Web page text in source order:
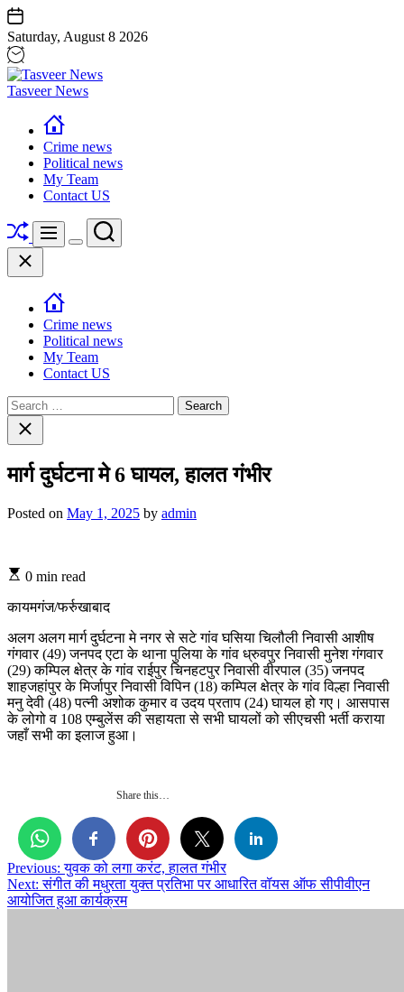
Skip
to
content
Saturday, August 8 2026
Tasveer News
Crime news
Political news
My Team
Contact US
ShuffleMenu
Switch
Search
Close
Crime news
Political news
My Team
Contact US
Search
for:Close
search
मार्ग दुर्घटना मे 6 घायल, हालत गंभीर
Posted on May 1, 2025 by admin
0 min read
कायमगंज/फर्रुखाबाद
अलग अलग मार्ग दुर्घटना मे नगर से सटे गांव घसिया चिलौली निवासी आशीष
गंगवार (49) जनपद एटा के थाना पुलिया के गांव ध्रुवपुर निवासी मुनेश गंगवार
(29) कम्पिल क्षेत्र के गांव राईपुर चिनहटपुर निवासी वीरपाल (35) जनपद
शाहजहांपुर के मिर्जापुर निवासी विपिन (18) कम्पिल क्षेत्र के गांव विल्हा निवासी
मनु देवी (48) पत्नी अशोक कुमार व उदय प्रताप (24) घायल हो गए। आसपास
के लोगो व 108 एम्बुलेंस की सहायता से सभी घायलों को सीएचसी भर्ती कराया
जहाँ सभी का इलाज हुआ।
Share this…
Post
navigation
Previous: युवक को लगा करंट, हालत गंभीर
Next: संगीत की मधुरता युक्त प्रतिभा पर आधारित वॉयस ऑफ सीपीवीएन
आयोजित हुआ कार्यक्रम